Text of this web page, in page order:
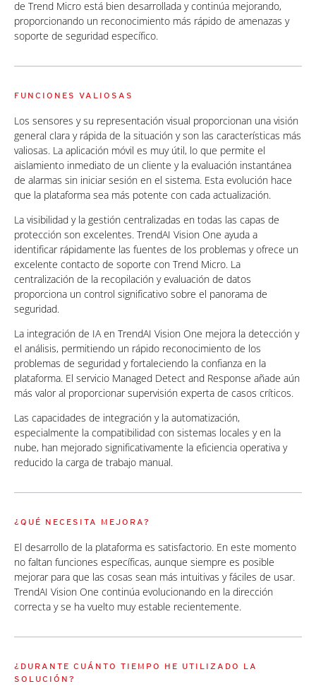
de Trend Micro está bien desarrollada y continúa mejorando,
proporcionando un reconocimiento más rápido de amenazas y
soporte de seguridad específico.
FUNCIONES VALIOSAS
Los sensores y su representación visual proporcionan una visión
general clara y rápida de la situación y son las características más
valiosas. La aplicación móvil es muy útil, lo que permite el
aislamiento inmediato de un cliente y la evaluación instantánea
de alarmas sin iniciar sesión en el sistema. Esta evolución hace
que la plataforma sea más potente con cada actualización.
La visibilidad y la gestión centralizadas en todas las capas de
protección son excelentes. TrendAI Vision One ayuda a
identificar rápidamente las fuentes de los problemas y ofrece un
excelente contacto de soporte con Trend Micro. La
centralización de la recopilación y evaluación de datos
proporciona un control significativo sobre el panorama de
seguridad.
La integración de IA en TrendAI Vision One mejora la detección y
el análisis, permitiendo un rápido reconocimiento de los
problemas de seguridad y fortaleciendo la confianza en la
plataforma. El servicio Managed Detect and Response añade aún
más valor al proporcionar supervisión experta de casos críticos.
Las capacidades de integración y la automatización,
especialmente la compatibilidad con sistemas locales y en la
nube, han mejorado significativamente la eficiencia operativa y
reducido la carga de trabajo manual.
¿QUÉ NECESITA MEJORA?
El desarrollo de la plataforma es satisfactorio. En este momento
no faltan funciones específicas, aunque siempre es posible
mejorar para que las cosas sean más intuitivas y fáciles de usar.
TrendAI Vision One continúa evolucionando en la dirección
correcta y se ha vuelto muy estable recientemente.
¿DURANTE CUÁNTO TIEMPO HE UTILIZADO LA
SOLUCIÓN?